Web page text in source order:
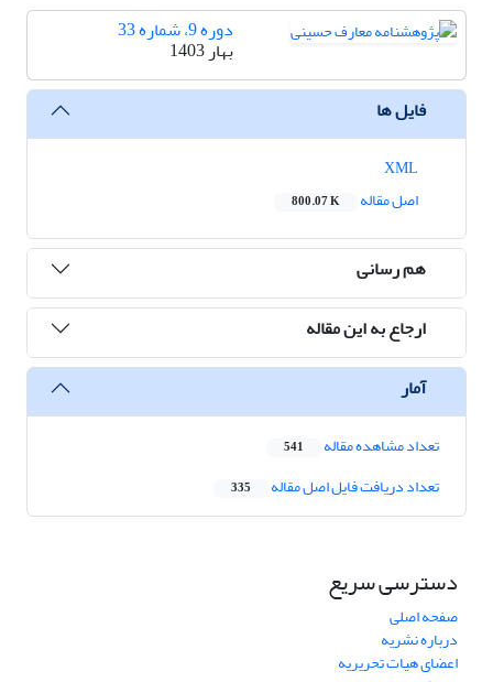
دوره 9، شماره 33
بهار 1403
فایل ها
اصل مقاله
800.07 K
هم رسانی
ارجاع به این مقاله
آمار
تعداد مشاهده مقاله 541
تعداد دریافت فایل اصل مقاله 335
دسترسی سریع
صفحه اصلی
درباره نشریه
اعضای هیات تحریریه